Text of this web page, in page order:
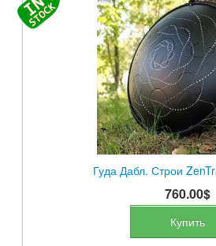
Гуда Дабл. Строи
760.00$
Купить